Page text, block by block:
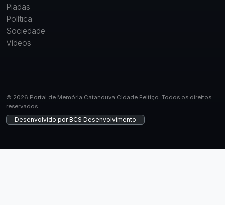
Piadas
Política
Sociedade
Vídeos
© 2026 Portal de Memória Catanduva Cidade Feitiço. Todos os direitos
reservados.
Desenvolvido porBCS Desenvolvimento